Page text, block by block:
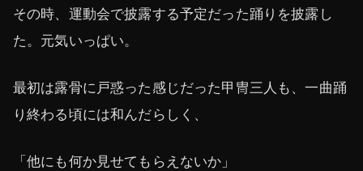
その時、運動会で披露する予定だった踊りを披露し
た。元気いっぱい。
最初は露骨に戸惑った感じだった甲冑三人も、一曲踊
り終わる頃には和んだらしく、
「他にも何か見せてもらえないか」